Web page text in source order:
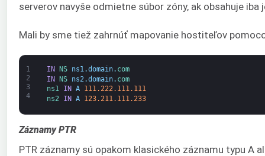
serverov navyše odmietne súbor zóny, ak obsahuje iba
Mali by sme tiež zahrnúť mapovanie hostiteľov
1
2
3
4
IN NS ns1.domain. com
IN NS ns2 .domain. com
ns1 IN A
111.222.111.111
ns2 IN A 123.211.111.233
Záznamy PTR
PTR záznamy sú opakom klasického záznamu typu A